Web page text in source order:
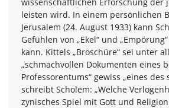
leisten wird. In einem persönlichen
Jerusalem (24. August 1933) kann
Gefühlen von „Ekel“ und
kann. Kittels „Broschüre“ sei unter
„schmachvollen Dokumenten eines
Professorentums“ gewiss „eines des
schreibt Scholem: „Welche
zynisches Spiel mit Gott und